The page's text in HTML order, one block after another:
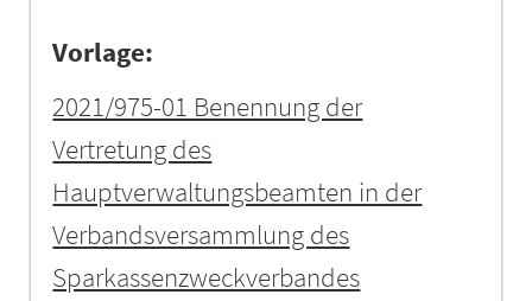
Vorlage:
2021/975-01 Benennung der
Vertretung des
Hauptverwaltungsbeamten in der
Verbandsversammlung des
Sparkassenzweckverbandes